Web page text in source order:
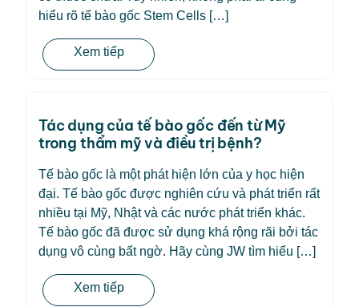
hiểu rõ tế bào gốc Stem Cells […]
Xem tiếp
Tác dụng của tế bào gốc đến từ Mỹ
trong thẩm mỹ và điều trị bệnh?
Tế bào gốc là một phát hiện lớn của y học hiện
đại. Tế bào gốc được nghiên cứu và phát triển rất
nhiều tại Mỹ, Nhật và các nước phát triển khác.
Tế bào gốc đã được sử dụng khá rộng rãi bởi tác
dụng vô cùng bất ngờ. Hãy cùng JW tìm hiểu […]
Xem tiếp